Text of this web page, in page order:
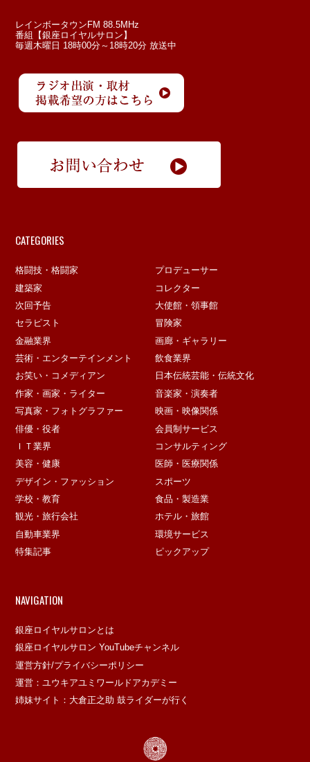
レインボータウンFM 88.5MHz
番組【銀座ロイヤルサロン】
毎週木曜日 18時00分～18時20分 放送中
CATEGORIES
格闘技・格闘家
プロデューサー
建築家
コレクター
次回予告
大使館・領事館
セラピスト
冒険家
金融業界
画廊・ギャラリー
芸術・エンターテインメント
飲食業界
お笑い・コメディアン
日本伝統芸能・伝統文化
作家・画家・ライター
音楽家・演奏者
写真家・フォトグラファー
映画・映像関係
俳優・役者
会員制サービス
ＩＴ業界
コンサルティング
美容・健康
医師・医療関係
デザイン・ファッション
スポーツ
学校・教育
食品・製造業
観光・旅行会社
ホテル・旅館
自動車業界
環境サービス
特集記事
ピックアップ
NAVIGATION
銀座ロイヤルサロンとは
銀座ロイヤルサロン YouTubeチャンネル
運営方針/プライバシーポリシー
運営：ユウキアユミワールドアカデミー
姉妹サイト：大倉正之助 鼓ライダーが行く